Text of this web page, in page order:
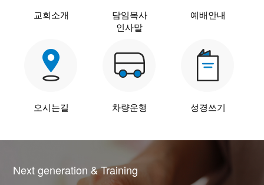
Hiel Worship
교육과 훈련
영아부
청소년부
교회소개
담임목사
인사말
예배안내
오시는길 차량운행 성경쓰기
Next generation & Training